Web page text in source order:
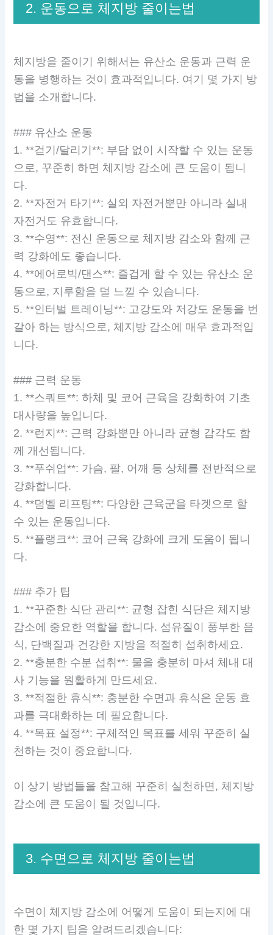
2. 운동으로 체지방 줄이는법
체지방을 줄이기 위해서는 유산소 운동과 근력 운
동을 병행하는 것이 효과적입니다. 여기 몇 가지 방
법을 소개합니다.
### 유산소 운동
1. **걷기/달리기**: 부담 없이 시작할 수 있는 운동
으로, 꾸준히 하면 체지방 감소에 큰 도움이 됩니
다.
2. **자전거 타기**: 실외 자전거뿐만 아니라 실내
자전거도 유효합니다.
3. **수영**: 전신 운동으로 체지방 감소와 함께 근
력 강화에도 좋습니다.
4. **에어로빅/댄스**: 즐겁게 할 수 있는 유산소 운
동으로, 지루함을 덜 느낄 수 있습니다.
5. **인터벌 트레이닝**: 고강도와 저강도 운동을 번
갈아 하는 방식으로, 체지방 감소에 매우 효과적입
니다.
### 근력 운동
1. **스쿼트**: 하체 및 코어 근육을 강화하여 기초
대사량을 높입니다.
2. **런지**: 근력 강화뿐만 아니라 균형 감각도 함
께 개선됩니다.
3. **푸쉬업**: 가슴, 팔, 어깨 등 상체를 전반적으로
강화합니다.
4. **덤벨 리프팅**: 다양한 근육군을 타겟으로 할
수 있는 운동입니다.
5. **플랭크**: 코어 근육 강화에 크게 도움이 됩니
다.
### 추가 팁
1. **꾸준한 식단 관리**: 균형 잡힌 식단은 체지방
감소에 중요한 역할을 합니다. 섬유질이 풍부한 음
식, 단백질과 건강한 지방을 적절히 섭취하세요.
2. **충분한 수분 섭취**: 물을 충분히 마셔 체내 대
사 기능을 원활하게 만드세요.
3. **적절한 휴식**: 충분한 수면과 휴식은 운동 효
과를 극대화하는 데 필요합니다.
4. **목표 설정**: 구체적인 목표를 세워 꾸준히 실
천하는 것이 중요합니다.
이 상기 방법들을 참고해 꾸준히 실천하면, 체지방
감소에 큰 도움이 될 것입니다.
3. 수면으로 체지방 줄이는법
수면이 체지방 감소에 어떻게 도움이 되는지에 대
한 몇 가지 팁을 알려드리겠습니다: